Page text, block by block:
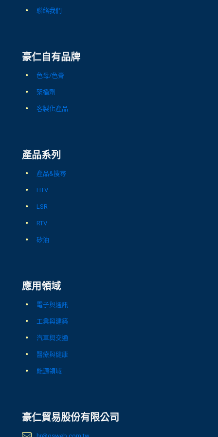
聯絡我們
豪仁自有品牌
色母/色膏
架橋劑
客製化產品
產品系列
產品&搜尋
HTV
LSR
RTV
矽油
應用領域
電子與通訊
工業與建築
汽車與交通
醫療與健康
能源領域
豪仁貿易股份有限公司
hr@gsweb.com.tw